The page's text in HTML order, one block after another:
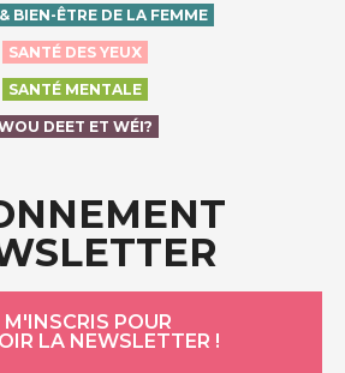
BIEN-ÊTRE DE LA FEMME
SANTÉ DES YEUX
SANTÉ MENTALE
DEET ET WÉI?
M'INSCRIS POUR
LA NEWSLETTER !